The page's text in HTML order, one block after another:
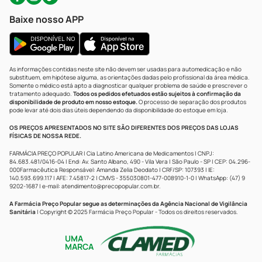
Baixe nosso APP
As informações contidas neste site não devem ser usadas para automedicação e não
substituem, em hipótese alguma, as orientações dadas pelo profissional da área médica.
Somente o médico está apto a diagnosticar qualquer problema de saúde e prescrever o
tratamento adequado. Todos os pedidos efetuados estão sujeitos à confirmação da
disponibilidade de produto em nosso estoque.O processo de separação dos produtos
pode levar até dois dias úteis dependendo da disponibilidade do estoque em loja.
OS PREÇOS APRESENTADOS NO SITE SÃO DIFERENTES DOS PREÇOS DAS LOJAS
FÍSICAS DE NOSSA REDE.
FARMÁCIA PREÇO POPULAR | Cia Latino Americana de Medicamentos | CNPJ:
84.683.481/0416-04 | End: Av. Santo Albano, 490 - Vila Vera | São Paulo - SP | CEP: 04.296-
000Farmacêutica Responsável: Amanda Zelia Deodato | CRF/SP: 107393 | IE:
140.593.699.117 | AFE: 7.45817-2 | CMVS - 355030801-477-008910-1-0 | WhatsApp: (47) 9
9202-1687 | e-mail: atendimento@precopopular.com.br.
A Farmácia Preço Popular segue as determinações da Agência Nacional de Vigilância
Sanitária | Copyright © 2025 Farmácia Preço Popular - Todos os direitos reservados.
UMA
MARCA